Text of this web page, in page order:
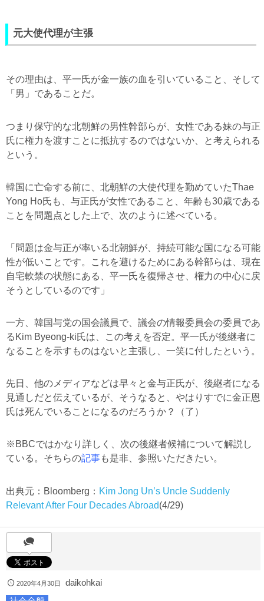
元大使代理が主張
その理由は、平一氏が金一族の血を引いていること、そして
「男」であることだ。
つまり保守的な北朝鮮の男性幹部らが、女性である妹の与正
氏に権力を渡すことに抵抗するのではないか、と考えられる
という。
韓国に亡命する前に、北朝鮮の大使代理を勤めていたThae
Yong Ho氏も、与正氏が女性であること、年齢も30歳である
ことを問題点とした上で、次のように述べている。
「問題は金与正が率いる北朝鮮が、持続可能な国になる可能
性が低いことです。これを避けるためにある幹部らは、現在
自宅軟禁の状態にある、平一氏を復帰させ、権力の中心に戻
そうとしているのです」
一方、韓国与党の国会議員で、議会の情報委員会の委員であ
るKim Byeong-ki氏は、この考えを否定。平一氏が後継者に
なることを示すものはないと主張し、一笑に付したという。
先日、他のメディアなどは早々と金与正氏が、後継者になる
見通しだと伝えているが、そうなると、やはりすでに金正恩
氏は死んでいることになるのだろうか？（了）
※BBCではかなり詳しく、次の後継者候補について解説し
ている。そちらの記事も是非、参照いただきたい。
出典元：Bloomberg： Kim Jong Un’s Uncle Suddenly
Relevant After Four Decades Abroad(4/29)
2020年4月30日
daikohkai